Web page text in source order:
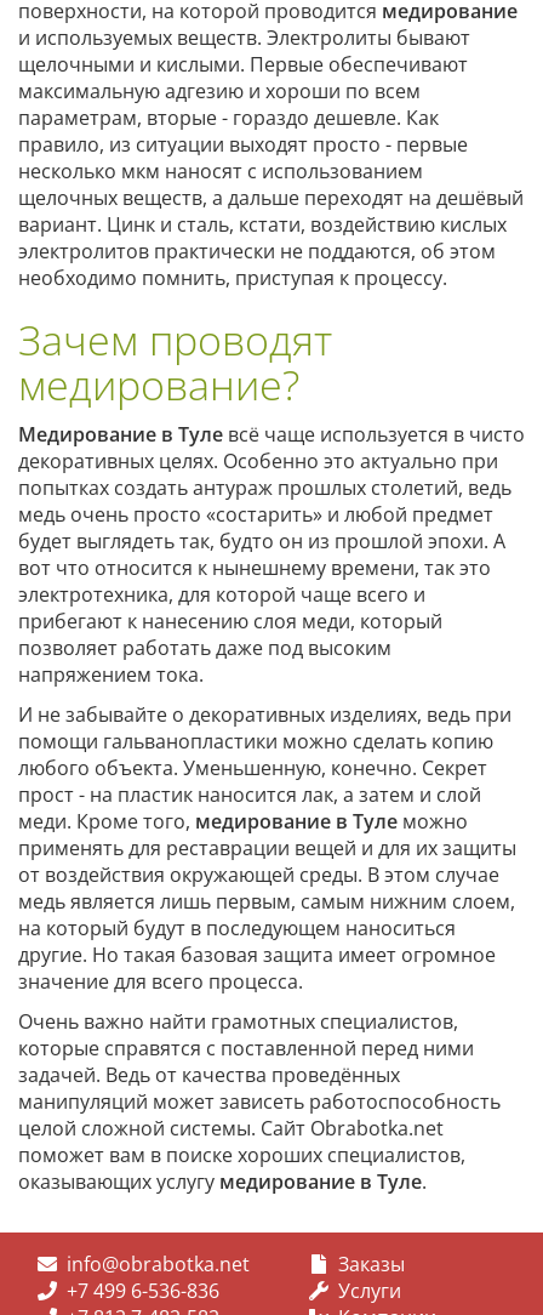
поверхности, на которой проводится медирование
и используемых веществ. Электролиты бывают
щелочными и кислыми. Первые обеспечивают
максимальную адгезию и хороши по всем
параметрам, вторые - гораздо дешевле. Как
правило, из ситуации выходят просто - первые
несколько мкм наносят с использованием
щелочных веществ, а дальше переходят на дешёвый
вариант. Цинк и сталь, кстати, воздействию кислых
электролитов практически не поддаются, об этом
необходимо помнить, приступая к процессу.
Зачем проводят
медирование?
Медирование в Туле всё чаще используется в чисто
декоративных целях. Особенно это актуально при
попытках создать антураж прошлых столетий, ведь
медь очень просто «состарить» и любой предмет
будет выглядеть так, будто он из прошлой эпохи. А
вот что относится к нынешнему времени, так это
электротехника, для которой чаще всего и
прибегают к нанесению слоя меди, который
позволяет работать даже под высоким
напряжением тока.
И не забывайте о декоративных изделиях, ведь при
помощи гальванопластики можно сделать копию
любого объекта. Уменьшенную, конечно. Секрет
прост - на пластик наносится лак, а затем и слой
меди. Кроме того, медирование в Туле можно
применять для реставрации вещей и для их защиты
от воздействия окружающей среды. В этом случае
медь является лишь первым, самым нижним слоем,
на который будут в последующем наноситься
другие. Но такая базовая защита имеет огромное
значение для всего процесса.
Очень важно найти грамотных специалистов,
которые справятся с поставленной перед ними
задачей. Ведь от качества проведённых
манипуляций может зависеть работоспособность
целой сложной системы. Сайт Obrabotka.net
поможет вам в поиске хороших специалистов,
оказывающих услугу медирование в Туле.
info@obrabotka.net
+7 499 6-536-836
Заказы
Услуги